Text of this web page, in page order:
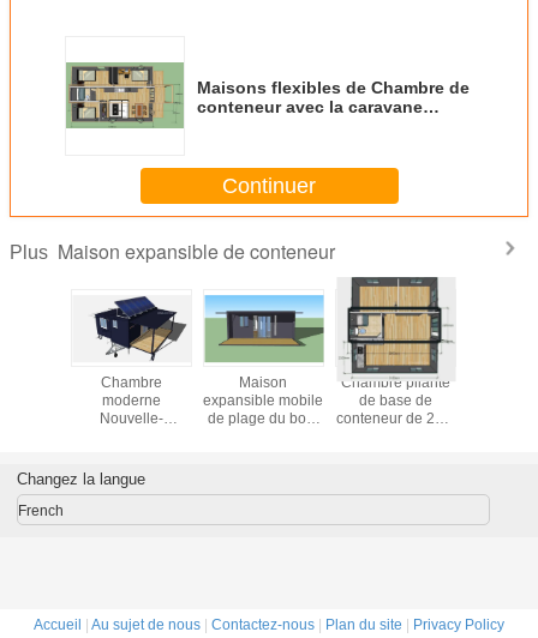
Maisons flexibles de Chambre de
conteneur avec la caravane
Continuer
Plus Maison expansible de conteneur
des
Chambre
moderne
Nouvelle-
expansible de
conteneur avec
solaire de grille
Maison
expansible mobile
de plage du bord
conteneur avec le
Chambre pliante
de base de
conteneur de 20ft,
coucher
Changez la langue
French
Accueil Au sujet de nous Contactez-nous Plan du site Privacy Policy